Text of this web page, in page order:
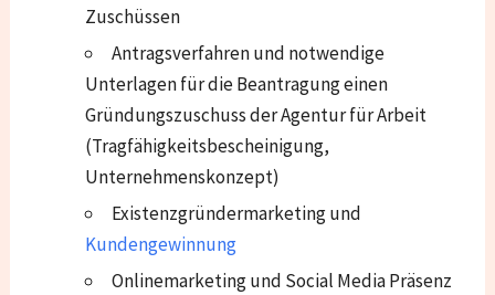
Zuschüssen
Antragsverfahren und notwendige
Unterlagen für die Beantragung einen
Gründungszuschuss der Agentur für Arbeit
(Tragfähigkeitsbescheinigung,
Unternehmenskonzept)
Existenzgründermarketing und
Kundengewinnung
Onlinemarketing und Social Media Präsenz